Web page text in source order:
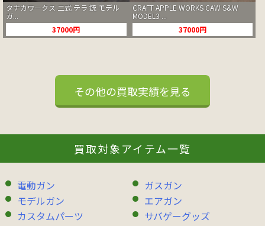
タナカワークス 二式 テラ 銃 モデル
ガ...
37000円
CRAFT APPLE WORKS CAW S&W
MODEL3 ...
37000円
その他の買取実績を見る
買取対象アイテム一覧
電動ガン
ガスガン
モデルガン
エアガン
カスタムパーツ
サバゲーグッズ